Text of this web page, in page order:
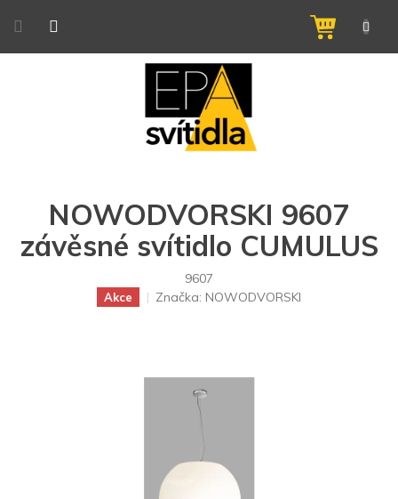
NÁKUPNÍ
KOŠÍK
NOWODVORSKI 9607
závěsné svítidlo CUMULUS
9607
Akce Značka: NOWODVORSKI